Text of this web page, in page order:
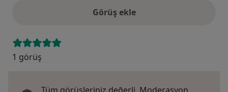
Görüş ekle
1 görüş